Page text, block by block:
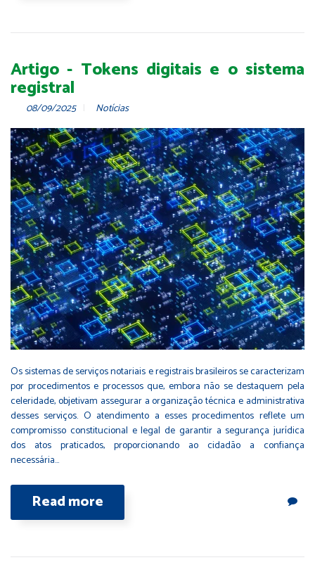
Artigo - Tokens digitais e o sistema
registral
08/09/2025 Notícias
Os sistemas de serviços notariais e registrais brasileiros se caracterizam
por procedimentos e processos que, embora não se destaquem pela
celeridade, objetivam assegurar a organização técnica e administrativa
desses serviços. O atendimento a esses procedimentos reflete um
compromisso constitucional e legal de garantir a segurança jurídica
dos atos praticados, proporcionando ao cidadão a confiança
necessária…
Read more